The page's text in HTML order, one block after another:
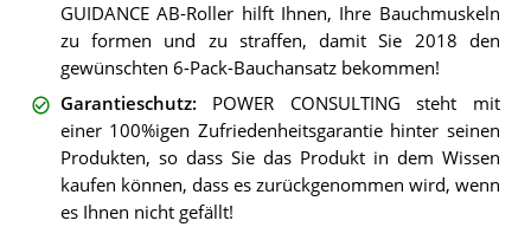
GUIDANCE AB-Roller hilft Ihnen, Ihre Bauchmuskeln
zu formen und zu straffen, damit Sie 2018 den
gewünschten 6-Pack-Bauchansatz bekommen!
Garantieschutz: POWER CONSULTING steht mit
einer 100%igen Zufriedenheitsgarantie hinter seinen
Produkten, so dass Sie das Produkt in dem Wissen
kaufen können, dass es zurückgenommen wird, wenn
es Ihnen nicht gefällt!